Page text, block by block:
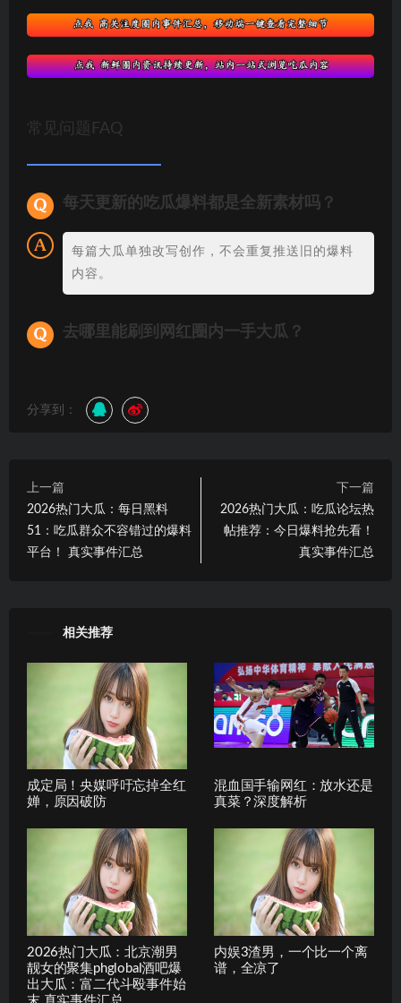
常见问题FAQ
每天更新的吃瓜爆料都是全新素材吗？
每篇大瓜单独改写创作，不会重复推送旧的爆料
内容。
去哪里能刷到网红圈内一手大瓜？
分享到：
上一篇
2026热门大瓜：每日黑料
51：吃瓜群众不容错过的爆料
平台！ 真实事件汇总
下一篇
2026热门大瓜：吃瓜论坛热
帖推荐：今日爆料抢先看！
真实事件汇总
相关推荐
成定局！央媒呼吁忘掉全红
婵，原因破防
混血国手输网红：放水还是
真菜？深度解析
2026热门大瓜：北京潮男
靓女的聚集phglobal酒吧爆
出大瓜：富二代斗殴事件始
内娱3渣男，一个比一个离
谱，全凉了